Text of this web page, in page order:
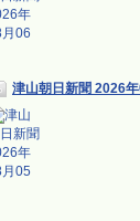
津山朝日新聞 2026